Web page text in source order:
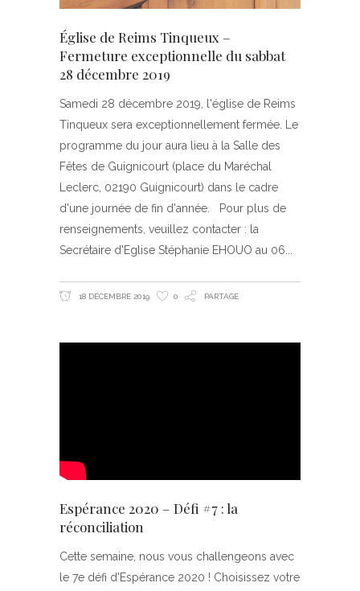
Église de Reims Tinqueux –
Fermeture exceptionnelle du sabbat
28 décembre 2019
Samedi 28 décembre 2019, l'église de Reims
Tinqueux sera exceptionnellement fermée. Le
programme du jour aura lieu à la Salle des
Fêtes de Guignicourt (place du Maréchal
Leclerc, 02190 Guignicourt) dans le cadre
d'une journée de fin d'année. Pour plus de
renseignements, veuillez contacter : la
Secrétaire d'Eglise Stéphanie EHOUO au 06
18 DÉCEMBRE 2019 0 PARTAGE
Espérance 2020 – Défi #7 : la
réconciliation
Cette semaine, nous vous challengeons avec
le 7e défi d'Espérance 2020 ! Choisissez votre